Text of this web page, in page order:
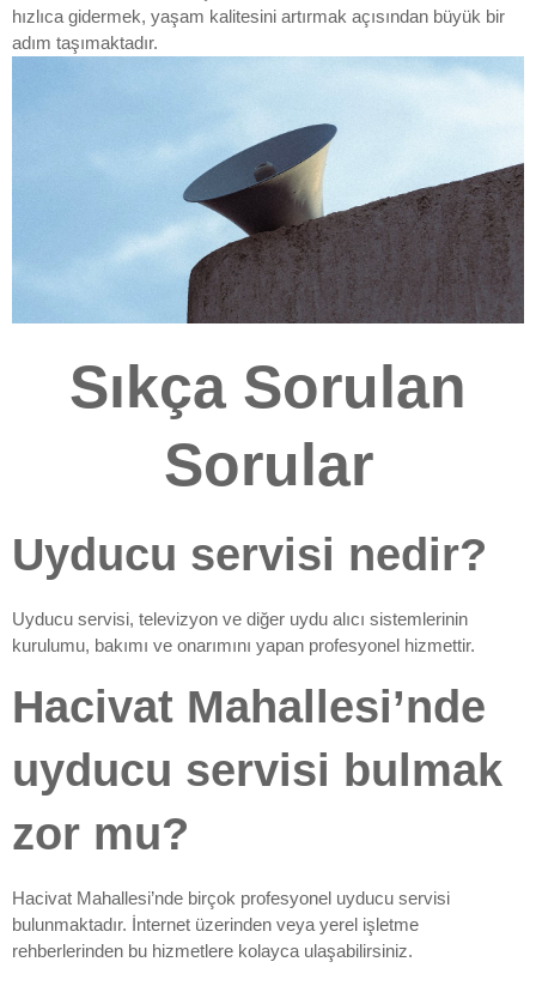
hızlıca gidermek, yaşam kalitesini artırmak açısından büyük bir
adım taşımaktadır.
Sıkça Sorulan
Sorular
Uyducu servisi nedir?
Uyducu servisi, televizyon ve diğer uydu alıcı sistemlerinin
kurulumu, bakımı ve onarımını yapan profesyonel hizmettir.
Hacivat Mahallesi’nde
uyducu servisi bulmak
zor mu?
Hacivat Mahallesi’nde birçok profesyonel uyducu servisi
bulunmaktadır. İnternet üzerinden veya yerel işletme
rehberlerinden bu hizmetlere kolayca ulaşabilirsiniz.